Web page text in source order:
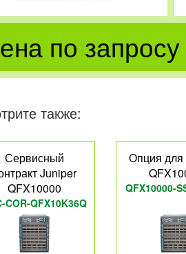
по запросу
также:
Сервисный
Juniper
QFX10000
COR-QFX10K36Q
Опция
QFX10000-